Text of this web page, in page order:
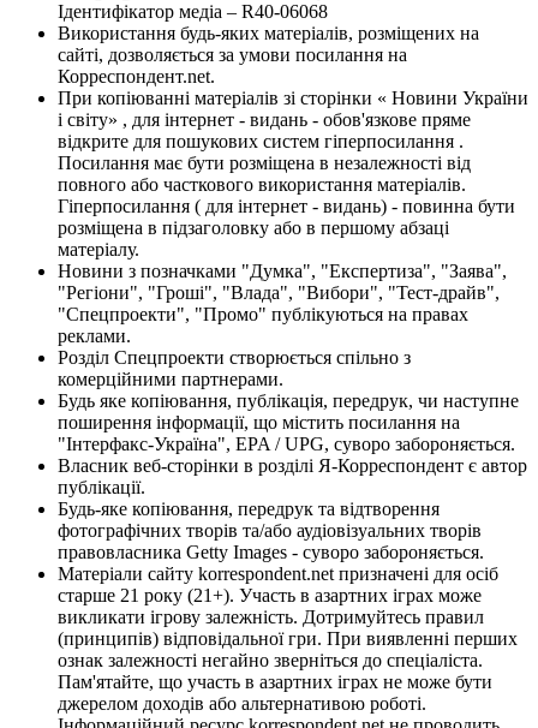
Ідентифікатор медіа – R40-06068
Використання будь-яких матеріалів, розміщених на
сайті, дозволяється за умови посилання на
Корреспондент.net.
При копіюванні матеріалів зі сторінки « Новини України
і світу» , для інтернет - видань - обов'язкове пряме
відкрите для пошукових систем гіперпосилання .
Посилання має бути розміщена в незалежності від
повного або часткового використання матеріалів.
Гіперпосилання ( для інтернет - видань) - повинна бути
розміщена в підзаголовку або в першому абзаці
матеріалу.
Новини з позначками "Думка", "Експертиза", "Заява",
"Регіони", "Гроші", "Влада", "Вибори", "Тест-драйв",
"Спецпроекти", "Промо" публікуються на правах
реклами.
Розділ Спецпроекти створюється спільно з
комерційними партнерами.
Будь яке копіювання, публікація, передрук, чи наступне
поширення інформації, що містить посилання на
"Інтерфакс-Україна", EPA / UPG, суворо забороняється.
Власник веб-сторінки в розділі Я-Корреспондент є автор
публікації.
Будь-яке копіювання, передрук та відтворення
фотографічних творів та/або аудіовізуальних творів
правовласника Getty Images - суворо забороняється.
Матеріали сайту korrespondent.net призначені для осіб
старше 21 року (21+). Участь в азартних іграх може
викликати ігрову залежність. Дотримуйтесь правил
(принципів) відповідальної гри. При виявленні перших
ознак залежності негайно зверніться до спеціаліста.
Пам'ятайте, що участь в азартних іграх не може бути
джерелом доходів або альтернативою роботі.